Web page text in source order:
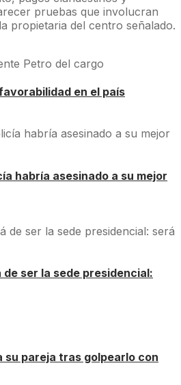
pruebas que involucran
propietaria del centro señalado.
en el país
habría asesinado a su mejor
de ser la sede presidencial:
su pareja tras golpearlo con